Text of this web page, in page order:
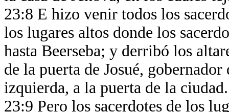
23:8 E hizo venir todos los
los lugares altos donde los
hasta Beerseba; y derribó los
de la puerta de Josué,
izquierda, a la puerta de la
23:9 Pero los sacerdotes de los